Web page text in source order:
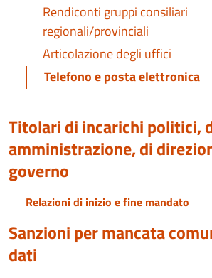
Rendiconti gruppi consiliari
regionali/provinciali
Articolazione degli uffici
Telefono e posta elettronica
Titolari di incarichi politici,
amministrazione, di
governo
Relazioni di inizio e fine mandato
Sanzioni per mancata
dati